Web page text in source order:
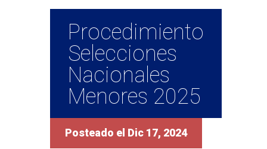
Procedimiento
Selecciones
Nacionales
Menores 2025
Posteado el Dic 17, 2024